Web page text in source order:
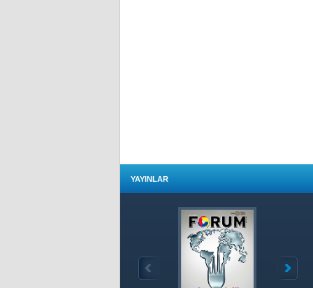
YAYINLAR